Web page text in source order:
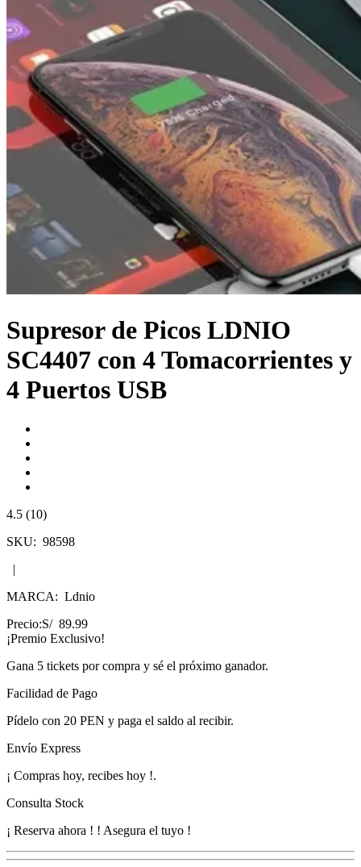
Supresor de Picos LDNIO
SC4407 con 4 Tomacorrientes y
4 Puertos USB
4.5 (10)
SKU: 98598
|
MARCA: Ldnio
Precio:S/ 89.99
¡Premio Exclusivo!
Gana 5 tickets por compra y sé el próximo ganador.
Facilidad de Pago
Pídelo con 20 PEN y paga el saldo al recibir.
Envío Express
¡ Compras hoy, recibes hoy !.
Consulta Stock
¡ Reserva ahora ! ! Asegura el tuyo !